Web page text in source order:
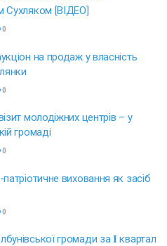
Сухляком [ВІДЕО]
0
на продаж у власність
0
молодіжних центрів – у
громаді
0
виховання як засіб
0
громади за 𝐈 квартал